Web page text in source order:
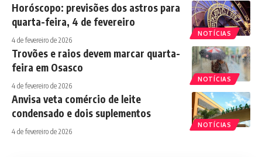
NOTÍCIAS
Horóscopo: previsões dos astros para
quarta-feira, 4 de fevereiro
4 de fevereiro de 2026
NOTÍCIAS
Trovões e raios devem marcar quarta-
feira em Osasco
4 de fevereiro de 2026
NOTÍCIAS
Anvisa veta comércio de leite
condensado e dois suplementos
4 de fevereiro de 2026